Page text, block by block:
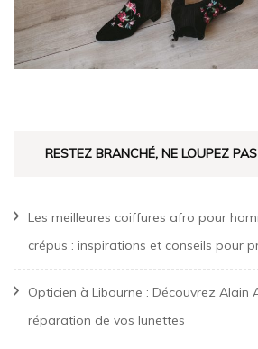
RESTEZ BRANCHÉ, NE LOUPEZ
Les meilleures coiffures afro pour
crépus : inspirations et conseils pour
Opticien à Libourne : Découvrez Alain
réparation de vos lunettes